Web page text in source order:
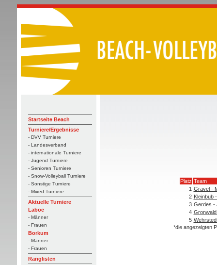
Startseite Beach
Turniere/Ergebnisse
- DVV Turniere
- Landesverband
- internationale Turniere
- Jugend Turniere
- Senioren Turniere
- Snow-Volleyball Turniere
- Sonstige Turniere
- Mixed Turniere
Aktuelle Turniere
Laboe
- Männer
- Frauen
Borkum
- Männer
- Frauen
Ranglisten
Platz Team
1 Gravel -
2 Kleinbub
3 Gerdes -
4
5
*die angezeigten